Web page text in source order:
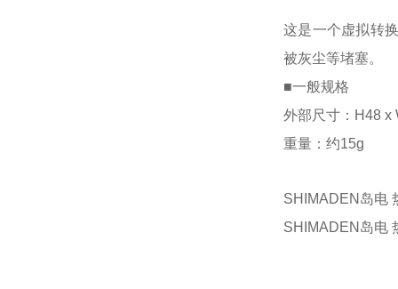
这是一个虚拟转
被灰尘等堵塞。
■一般规格
外部尺寸：H48 x
重量：约15g
SHIMADEN岛电
SHIMADEN岛电